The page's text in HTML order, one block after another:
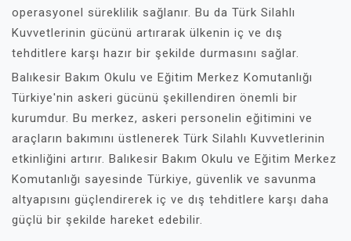
operasyonel süreklilik sağlanır. Bu da Türk Silahlı
Kuvvetlerinin gücünü artırarak ülkenin iç ve dış
tehditlere karşı hazır bir şekilde durmasını sağlar.
Balıkesir Bakım Okulu ve Eğitim Merkez Komutanlığı
Türkiye'nin askeri gücünü şekillendiren önemli bir
kurumdur. Bu merkez, askeri personelin eğitimini ve
araçların bakımını üstlenerek Türk Silahlı Kuvvetlerinin
etkinliğini artırır. Balıkesir Bakım Okulu ve Eğitim Merkez
Komutanlığı sayesinde Türkiye, güvenlik ve savunma
altyapısını güçlendirerek iç ve dış tehditlere karşı daha
güçlü bir şekilde hareket edebilir.